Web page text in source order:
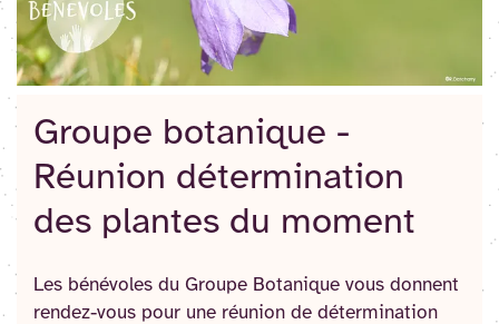
Groupe botanique -
Réunion détermination
des plantes du moment
Les bénévoles du Groupe Botanique vous donnent
rendez-vous pour une réunion de détermination